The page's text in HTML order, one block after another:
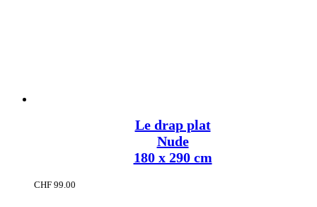
Le drap plat
Nude
180 x 290 cm
CHF 99.00